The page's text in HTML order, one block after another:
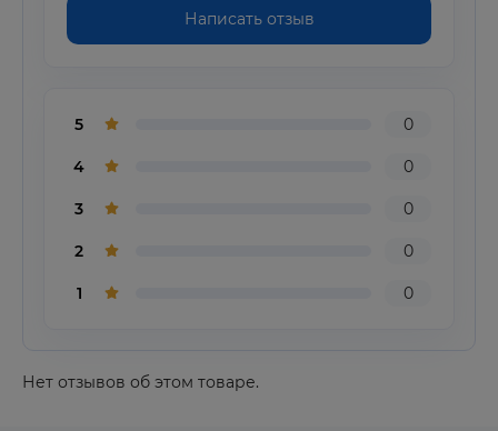
Написать отзыв
5 0
4 0
3 0
2 0
1 0
Нет отзывов об этом товаре.